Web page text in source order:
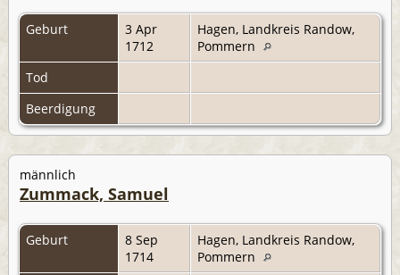
Geburt
3 Apr
1712
Hagen, Landkreis Randow,
Pommern
Tod
Beerdigung
männlich
Zummack, Samuel
Geburt
8 Sep
1714
Hagen, Landkreis Randow,
Pommern